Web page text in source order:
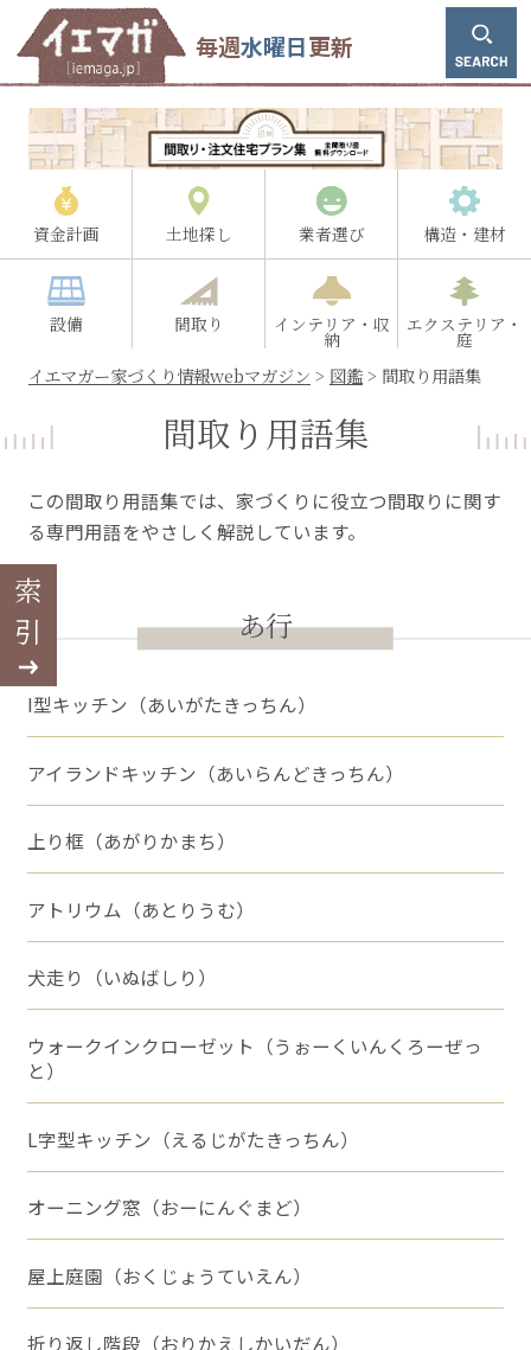
毎週水曜日更新
資金計画 土地探し 業者選び 構造・建材
設備 間取り インテリア・収
納
エクステリア・
庭
イエマガー家づくり情報webマガジン > 図鑑> 間取り用語集
索引
間取り用語集
この間取り用語集では、家づくりに役立つ間取りに関す
る専門用語をやさしく解説しています。
あ行
I型キッチン（あいがたきっちん）
アイランドキッチン（あいらんどきっちん）
上り框（あがりかまち）
アトリウム（あとりうむ）
犬走り（いぬばしり）
ウォークインクローゼット（うぉーくいんくろーぜっ
と）
L字型キッチン（えるじがたきっちん）
オーニング窓（おーにんぐまど）
屋上庭園（おくじょうていえん）
折り返し階段（おりかえしかいだん）